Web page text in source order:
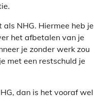
NHG. Hiermee heb je
het afbetalen van je
je zonder werk zou
met een restschuld je
dan is het vooraf wel